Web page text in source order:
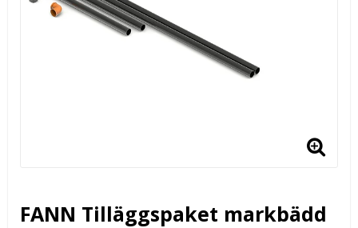
FANN Tilläggspaket markbädd